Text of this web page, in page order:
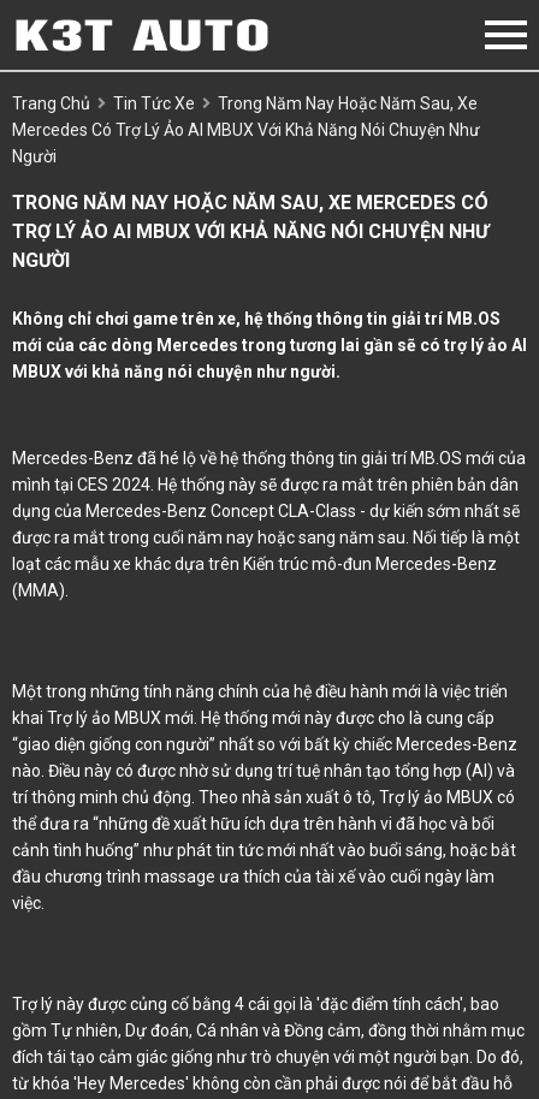
Trang Chủ Tin Tức Xe
Trong Năm Nay Hoặc Năm Sau, Xe
Mercedes Có Trợ Lý Ảo AI MBUX Với Khả Năng Nói Chuyện Như
Người
TRONG NĂM NAY HOẶC NĂM SAU, XE MERCEDES CÓ
TRỢ LÝ ẢO AI MBUX VỚI KHẢ NĂNG NÓI CHUYỆN NHƯ
NGƯỜI
Không chỉ chơi game trên xe, hệ thống thông tin giải trí MB.OS
mới của các dòng Mercedes trong tương lai gần sẽ có trợ lý ảo AI
MBUX với khả năng nói chuyện như người.
Mercedes-Benz đã hé lộ về hệ thống thông tin giải trí MB.OS mới của
mình tại CES 2024. Hệ thống này sẽ được ra mắt trên phiên bản dân
dụng của Mercedes-Benz Concept CLA-Class - dự kiến sớm nhất sẽ
được ra mắt trong cuối năm nay hoặc sang năm sau. Nối tiếp là một
loạt các mẫu xe khác dựa trên Kiến trúc mô-đun Mercedes-Benz
(MMA).
Một trong những tính năng chính của hệ điều hành mới là việc triển
khai Trợ lý ảo MBUX mới. Hệ thống mới này được cho là cung cấp
“giao diện giống con người” nhất so với bất kỳ chiếc Mercedes-Benz
nào. Điều này có được nhờ sử dụng trí tuệ nhân tạo tổng hợp (AI) và
trí thông minh chủ động. Theo nhà sản xuất ô tô, Trợ lý ảo MBUX có
thể đưa ra “những đề xuất hữu ích dựa trên hành vi đã học và bối
cảnh tình huống” như phát tin tức mới nhất vào buổi sáng, hoặc bắt
đầu chương trình massage ưa thích của tài xế vào cuối ngày làm
việc.
Trợ lý này được củng cố bằng 4 cái gọi là 'đặc điểm tính cách', bao
gồm Tự nhiên, Dự đoán, Cá nhân và Đồng cảm, đồng thời nhằm mục
đích tái tạo cảm giác giống như trò chuyện với một người bạn. Do đó,
từ khóa 'Hey Mercedes' không còn cần phải được nói để bắt đầu hỗ